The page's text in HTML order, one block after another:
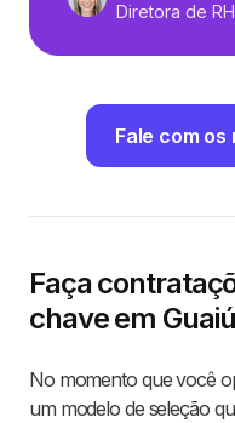
Diretora de RH
Fale com
Faça
chave em
No momento que você
um modelo de seleção